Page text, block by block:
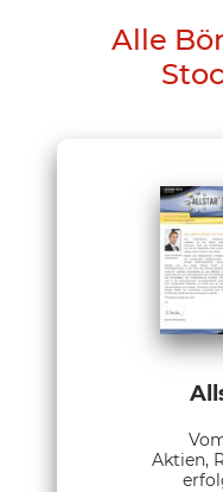
Alle
Aktien,